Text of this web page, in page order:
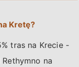
Kretę?
tras na Krecie -
na